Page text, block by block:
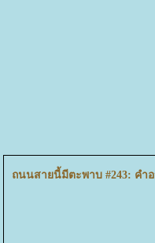
ถนนสายนี้มีตะพาบ #243: คำ